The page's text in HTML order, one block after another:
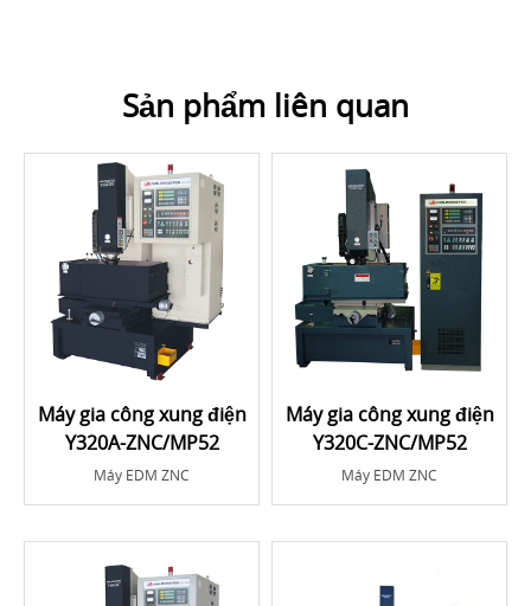
Sản phẩm liên quan
Máy gia công xung điện
Y320A-ZNC/MP52
Máy EDM ZNC
Máy gia công xung điện
Y320C-ZNC/MP52
Máy EDM ZNC